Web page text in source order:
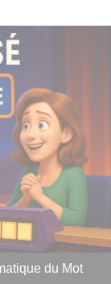
du Mot